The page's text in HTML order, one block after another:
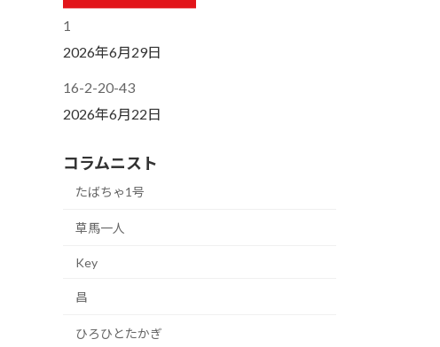
1
2026年6月29日
16-2-20-43
2026年6月22日
コラムニスト
たばちゃ1号
草馬一人
Key
昌
ひろひとたかぎ